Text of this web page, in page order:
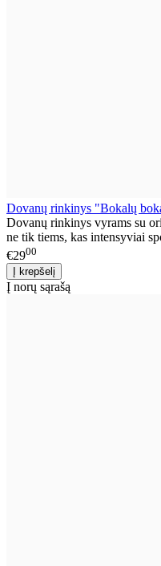
Dovanų rinkinys "Bokalų
Dovanų rinkinys vyrams su
ne tik tiems, kas intensyviai
€2900
Į norų sąrašą